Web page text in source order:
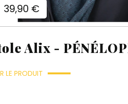
Prix
39,90 €
Alix -
LE PRODUIT